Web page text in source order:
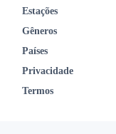
Estações
Gêneros
Países
Privacidade
Termos